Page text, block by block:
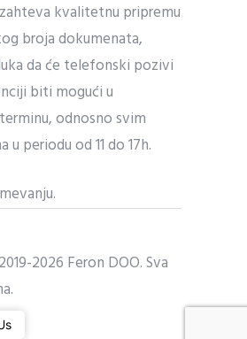
kvalitetnu pripremu
broja dokumenata,
da će telefonski pozivi
biti mogući u
odnosno svim
u periodu od 11 do 17h.
2026 Feron DOO. Sva